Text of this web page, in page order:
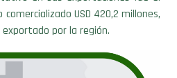
exportado por la región.